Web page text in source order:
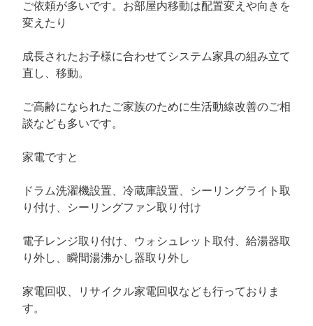
ご依頼が多いです。お部屋内移動は配置変えや向きを
変えたり
成長されたお子様に合わせてシステム家具の組み立て
直し、移動。
ご高齢になられたご家族のために生活動線改善のご相
談なども多いです。
家電ですと
ドラム洗濯機設置、冷蔵庫設置、シーリングライト取
り付け、シーリングファン取り付け
電子レンジ取り付け、ウォシュレット取付、給湯器取
り外し、瞬間湯沸かし器取り外し
家電回収、リサイクル家電回収なども行っておりま
す。